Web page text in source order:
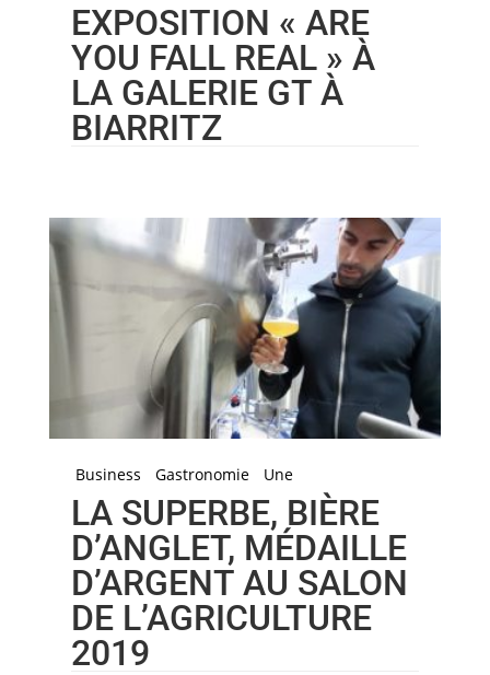
EXPOSITION « ARE
YOU FALL REAL » À
LA GALERIE GT À
BIARRITZ
Business Gastronomie Une
LA SUPERBE, BIÈRE
D’ANGLET, MÉDAILLE
D’ARGENT AU SALON
DE L’AGRICULTURE
2019